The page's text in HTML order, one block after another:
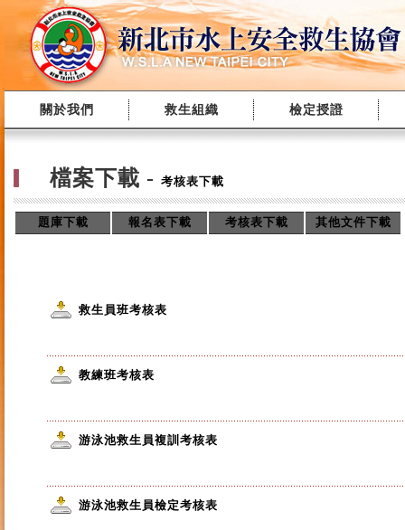
關於我們 救生組織 檢定授證
檔案下載 - 考核表下載
題庫下載 報名表下載 考核表下載 其他文件下載
救生員班考核表
教練班考核表
游泳池救生員複訓考核表
游泳池救生員檢定考核表